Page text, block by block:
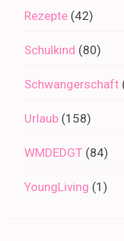
Rezepte (42)
Schulkind (80)
Schwangerschaft
Urlaub (158)
WMDEDGT (84)
YoungLiving (1)